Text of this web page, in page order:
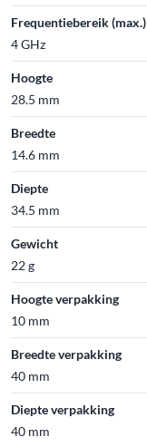
Frequentiebereik (max.)
4 GHz
Hoogte
28.5 mm
Breedte
14.6 mm
Diepte
34.5 mm
Gewicht
22 g
Hoogte verpakking
10 mm
Breedte verpakking
40 mm
Diepte verpakking
40 mm